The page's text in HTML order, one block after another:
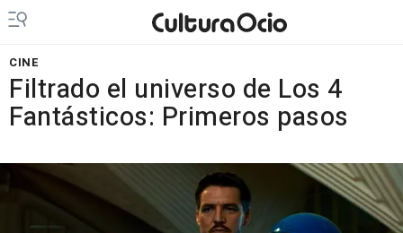
CINE
Filtrado el universo de Los 4
Fantásticos: Primeros pasos